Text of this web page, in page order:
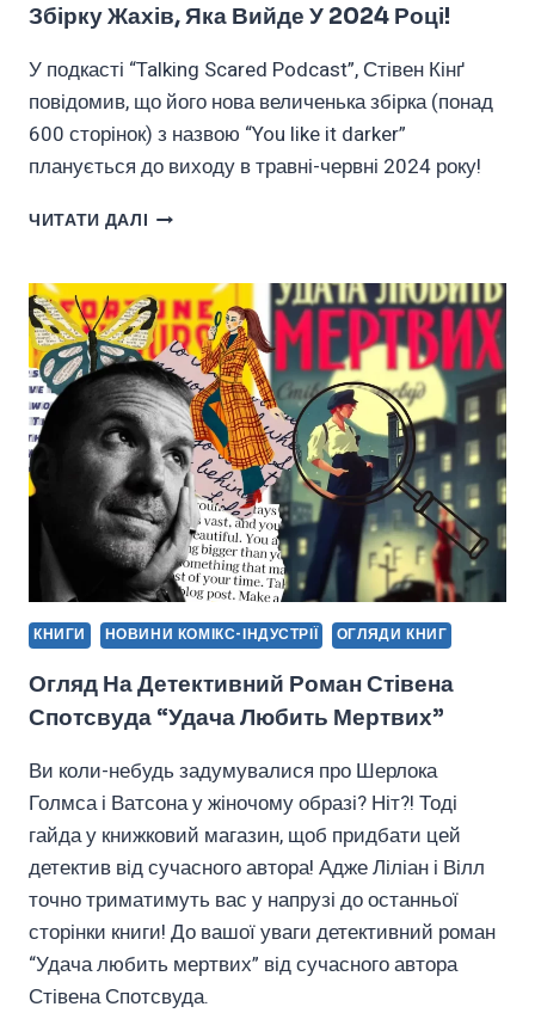
Збірку Жахів, Яка Вийде У 2024 Році!
У подкасті “Talking Scared Podcast”, Стівен Кінґ
повідомив, що його нова величенька збірка (понад
600 сторінок) з назвою “You like it darker”
планується до виходу в травні-червні 2024 року!
ЧИТАТИ ДАЛІ СТІВЕН
СВІТОВІ
ПРО
НОВУ
ЗБІРКУ
ЖАХІВ,
ЯКА
ВИЙДЕ
У
2024
РОЦІ!
КНИГИ НОВИНИ КОМІКС-ІНДУСТРІЇ ОГЛЯДИ КНИГ
Огляд На Детективний Роман Стівена
Спотсвуда “Удача Любить Мертвих”
Ви коли-небудь задумувалися про Шерлока
Голмса і Ватсона у жіночому образі? Ніт?! Тоді
гайда у книжковий магазин, щоб придбати цей
детектив від сучасного автора! Адже Ліліан і Вілл
точно триматимуть вас у напрузі до останньої
сторінки книги! До вашої уваги детективний роман
“Удача любить мертвих” від сучасного автора
Стівена Спотсвуда.